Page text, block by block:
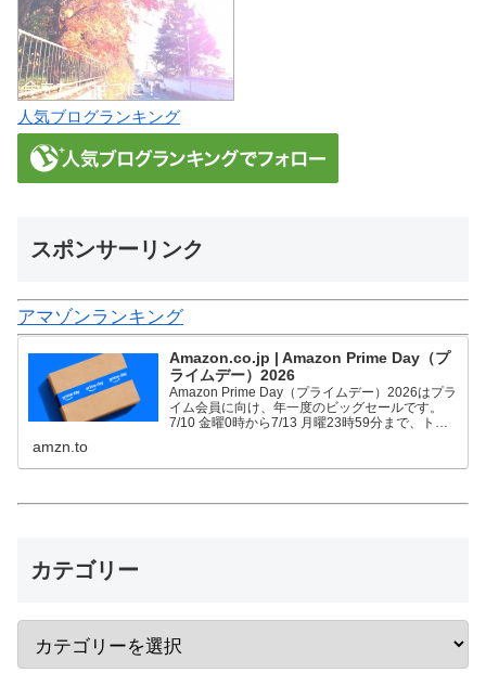
人気ブログランキング
スポンサーリンク
アマゾンランキング
Amazon.co.jp | Amazon Prime Day（プ
ライムデー）2026
Amazon Prime Day（プライムデー）2026はプラ
イム会員に向け、年一度のビッグセールです。
7/10 金曜0時から7/13 月曜23時59分まで、トッ
amzn.to
カテゴリー